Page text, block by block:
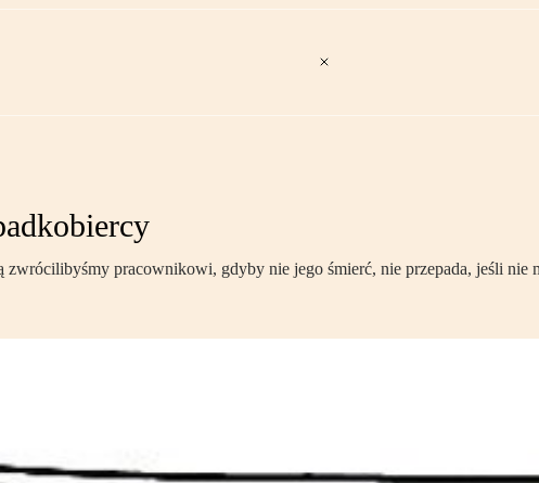
pracownikowi, gdyby nie jego śmierć, nie przepada, jeśli nie